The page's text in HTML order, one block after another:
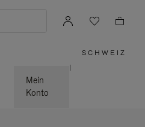
Mein
Konto
SCHWEIZ
|